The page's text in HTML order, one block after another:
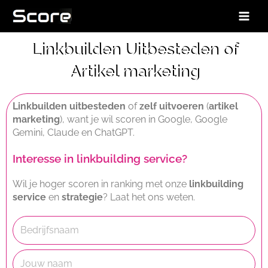
naar
de
Linkbuilden Uitbesteden of
Artikel marketing
Linkbuilden uitbesteden ofzelf uitvoeren (artikel
marketing), want je wil scoren in Google, Google
Gemini, Claude en ChatGPT.
Interesse in linkbuilding service?
Wil je hoger scoren in ranking met onze linkbuilding
service en strategie? Laat het ons weten.
B
e
r
C